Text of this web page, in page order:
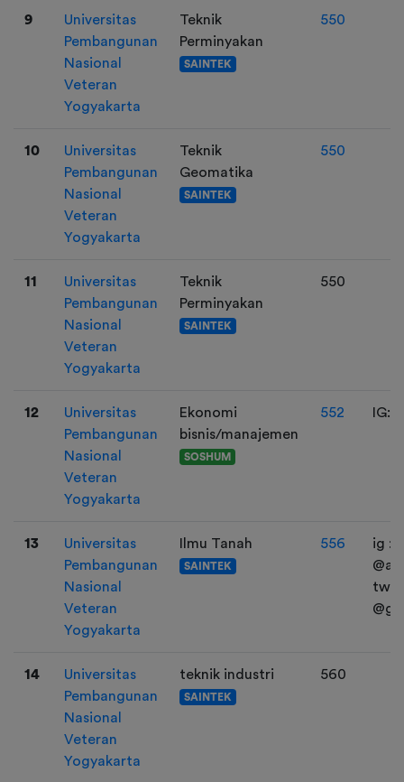
9
Universitas
Pembangunan
Nasional
Veteran
Yogyakarta
Teknik
Perminyakan
SAINTEK
550
10
Universitas
Pembangunan
Nasional
Veteran
Yogyakarta
Teknik
Geomatika
SAINTEK
550
11
Universitas
Pembangunan
Nasional
Veteran
Yogyakarta
Teknik
Perminyakan
SAINTEK
550
12
Universitas
Pembangunan
Nasional
Veteran
Yogyakarta
Ekonomi
bisnis/manajemen
SOSHUM
552 IG:
13
Universitas
Pembangunan
Nasional
Veteran
Yogyakarta
Ilmu Tanah
SAINTEK
556
ig :
twt :
14
Universitas
Pembangunan
Nasional
Veteran
Yogyakarta
teknik industri
SAINTEK
560